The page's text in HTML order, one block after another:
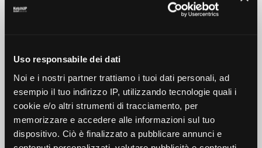
Uso responsabile dei dati
Noi e i nostri partner trattiamo i tuoi dati personali, ad
esempio il tuo indirizzo IP, utilizzando tecnologie quali i
cookie e/o altri strumenti di tracciamento, per
memorizzare e accedere alle informazioni sul tuo
dispositivo. Ciò è finalizzato a pubblicare annunci e
rendere più
sbjs_curr
ent_add
www.ketc
hupadv.c
om
Raccoglie dati sul
comportamento
e l'interazione
degli utenti, per
Sessio
ne